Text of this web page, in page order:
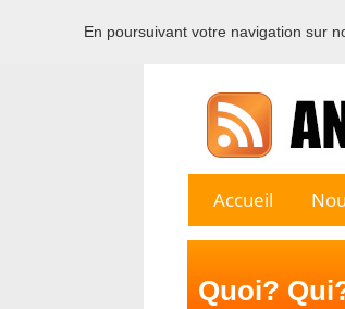
Accueil
Quoi?
En poursuivant votre navigation sur